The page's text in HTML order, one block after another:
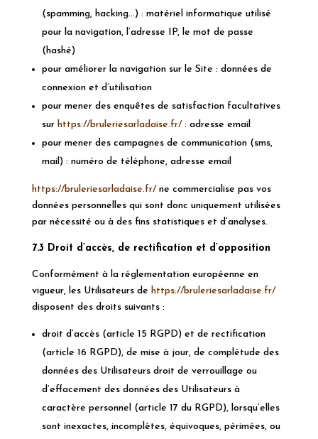
(spamming, hacking…) : matériel informatique utilisé
pour la navigation, l’adresse IP, le mot de passe
(hashé)
pour améliorer la navigation sur le Site : données de
connexion et d’utilisation
pour mener des enquêtes de satisfaction facultatives
sur https://bruleriesarladaise.fr/: adresse email
pour mener des campagnes de communication (sms,
mail) : numéro de téléphone, adresse email
https://bruleriesarladaise.fr/ne commercialise pas vos
données personnelles qui sont donc uniquement utilisées
par nécessité ou à des fins statistiques et d’analyses.
7.3 Droit d’accès, de rectification et d’opposition
Conformément à la réglementation européenne en
vigueur, les Utilisateurs de https://bruleriesarladaise.fr/
disposent des droits suivants :
droit d’accès (article 15 RGPD) et de rectification
(article 16 RGPD), de mise à jour, de complétude des
données des Utilisateurs droit de verrouillage ou
d’effacement des données des Utilisateurs à
caractère personnel (article 17 du RGPD), lorsqu’elles
sont inexactes, incomplètes, équivoques, périmées, ou